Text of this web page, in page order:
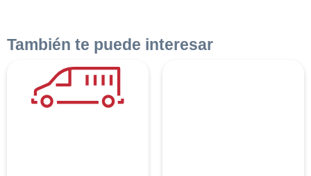
También te puede interesar